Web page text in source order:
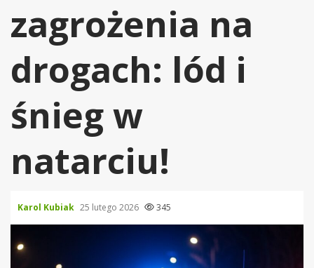
zagrożenia na
drogach: lód i
śnieg w
natarciu!
Karol Kubiak 25 lutego 2026 345